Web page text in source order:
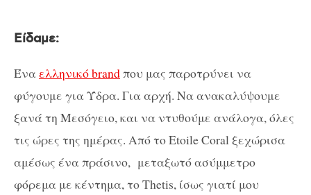
Είδαμε:
Έναελληνικό brandπου μας παροτρύνει να
φύγουμε για Ύδρα. Για αρχή. Να ανακαλύψουμε
ξανά τη Μεσόγειο, και να ντυθούμε ανάλογα, όλες
τις ώρες της ημέρας. Από το Etoile Coral ξεχώρισα
αμέσως ένα πράσινο, μεταξωτό ασύμμετρο
φόρεμα με κέντημα, το Thetis, ίσως γιατί μου